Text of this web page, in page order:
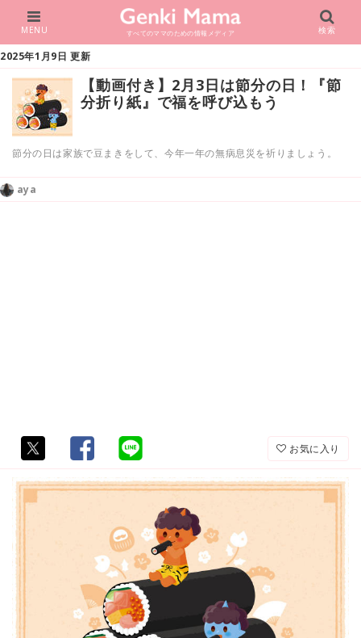
すべてのママのための情報メディア
MENU 検索
2025年1月9日 更新
【動画付き】2月3日は節分の日！『節
分折り紙』で福を呼び込もう
節分の日は家族で豆まきをして、今年一年の無病息災を祈りましょう。
aya
お気に入り